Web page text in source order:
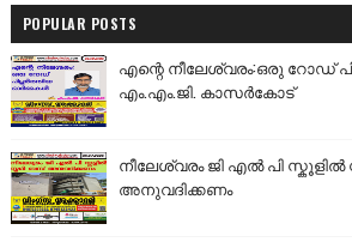
POPULAR POSTS
എന്റെ നീലേശ്വരം:ഒരു റോഡ്
എം.എം.ജി. കാസർകോട്
നീലേശ്വരം ജി എൽ പി
അനുവദിക്കണം